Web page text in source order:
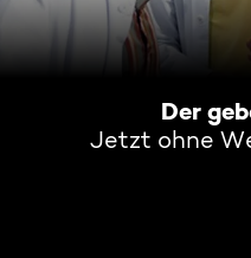
Der
Jetzt ohne